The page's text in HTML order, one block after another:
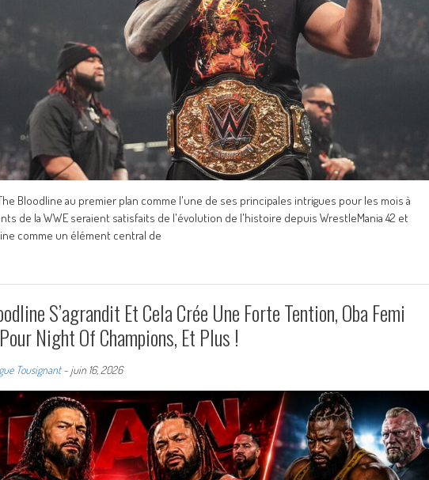
Bloodline au premier plan comme l'une de ses principales intrigues pour les mois à
de la WWE seraient satisfaits de l'évolution de l'histoire depuis WrestleMania 42 et
comme un élément central de
S’agrandit Et Cela Crée Une Forte Tention, Oba Femi
Night Of Champions, Et Plus !
Tousignant- juin 16, 2026